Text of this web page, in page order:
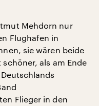
Mehdorn nur
Flughafen in
sie wären beide
als am Ende
Flieger in den